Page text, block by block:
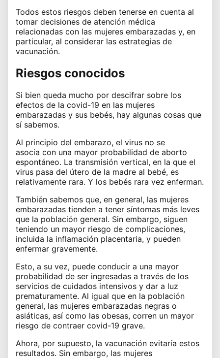
Todos estos riesgos deben tenerse en cuenta al
tomar decisiones de atención médica
relacionadas con las mujeres embarazadas y, en
particular, al considerar las estrategias de
vacunación.
Riesgos conocidos
Si bien queda mucho por descifrar sobre los
efectos de la covid-19 en las mujeres
embarazadas y sus bebés, hay algunas cosas que
sí sabemos.
Al principio del embarazo, el virus no se
asocia con una mayor probabilidad de aborto
espontáneo. La transmisión vertical, en la que el
virus pasa del útero de la madre al bebé, es
relativamente rara. Y los bebés rara vez enferman.
También sabemos que, en general, las mujeres
embarazadas tienden a tener síntomas más leves
que la población general. Sin embargo, siguen
teniendo un mayor riesgo de complicaciones,
incluida la inflamación placentaria, y pueden
enfermar gravemente.
Esto, a su vez, puede conducir a una mayor
probabilidad de ser ingresadas a través de los
servicios de cuidados intensivos y dar a luz
prematuramente. Al igual que en la población
general, las mujeres embarazadas negras o
asiáticas, así como las obesas, corren un mayor
riesgo de contraer covid-19 grave.
Ahora, por supuesto, la vacunación evitaría estos
resultados. Sin embargo, las mujeres